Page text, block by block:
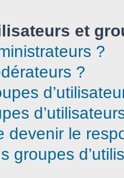
et
?
?
devenir le
groupes